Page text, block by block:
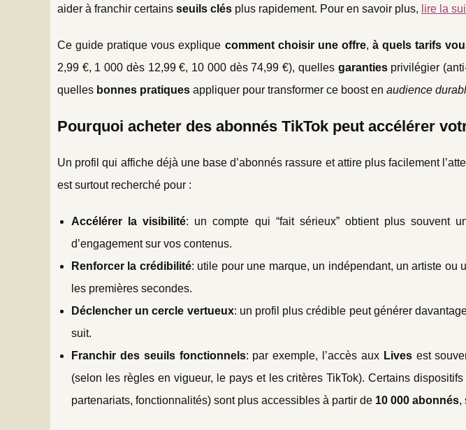
aider à franchir certains seuils clés plus rapidement. Pour en savoir plus, lire la
Ce guide pratique vous explique comment choisir une offre,à quels tarifs
2,99 €, 1 000 dès 12,99 €, 10 000 dès 74,99 €), quelles garantiesprivilégier
quelles bonnes pratiques appliquer pour transformer ce boost en audience
Pourquoi acheter des abonnés TikTok peut accélérer
Un profil qui affiche déjà une base d’abonnés rassure et attire plus facilement
est surtout recherché pour :
Accélérer la visibilité: un compte qui “fait sérieux” obtient plus souvent
d’engagement sur vos contenus.
Renforcer la crédibilité: utile pour une marque, un indépendant, un artiste ou
les premières secondes.
Déclencher un cercle vertueux: un profil plus crédible peut générer
suit.
Franchir des seuils fonctionnels: par exemple, l’accès aux Livesest
(selon les règles en vigueur, le pays et les critères TikTok). Certains
partenariats, fonctionnalités) sont plus accessibles à partir de 10 000 abonnés,